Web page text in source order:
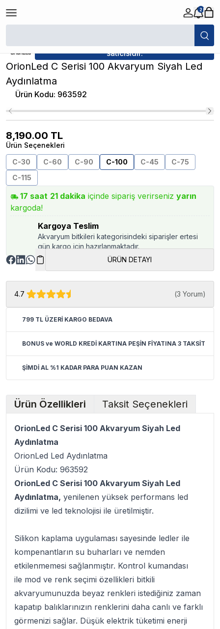
2
/ OrionLed C Serisi 100 Akvaryum Siyah Led
satıcısıdır.
OrionLed C Serisi 100 Akvaryum Siyah Led
Aydınlatma
Ürün Kodu: 963592
8,190.00 TL
Ürün Seçenekleri
C-30
C-60 C-90 C-100 C-45
C-75
C-115
17 saat 21 dakika içinde sipariş verirseniz yarın
kargoda!
Kargoya Teslim
Akvaryum bitkileri kategorisindeki siparişler ertesi
gün kargo için hazırlanmaktadır.
ÜRÜN DETAYI
4.7 (3 Yorum)
799 TL ÜZERİ KARGO BEDAVA
BONUS ve WORLD KREDİ KARTINA PEŞİN FİYATINA 3 TAKSİT
ŞİMDİ AL %1 KADAR PARA PUAN KAZAN
Ürün Özellikleri Taksit Seçenekleri
OrionLed C Serisi 100 Akvaryum Siyah Led
Aydınlatma
OrionLed Led Aydınlatma
Ürün Kodu: 963592
OrionLed C Serisi 100 Akvaryum Siyah Led
Aydınlatma, yenilenen yüksek performans led
dizilimi ve led teknolojisi ile üretilmiştir.
Silikon kaplama uygulaması sayesinde ledler ile
kompenantların su buharları ve nemden
etkilenmemesi sağlanmıştır. Kontrol kumandası
ile mod ve renk seçimi özellikleri bitkili
akvaryumunuzda beyaz renkleri istediğiniz zaman
kapatıp balıklarınızın renklerini daha canlı ve farklı
görmenizi sağlar. Düşük elektrik tüketimi enerji